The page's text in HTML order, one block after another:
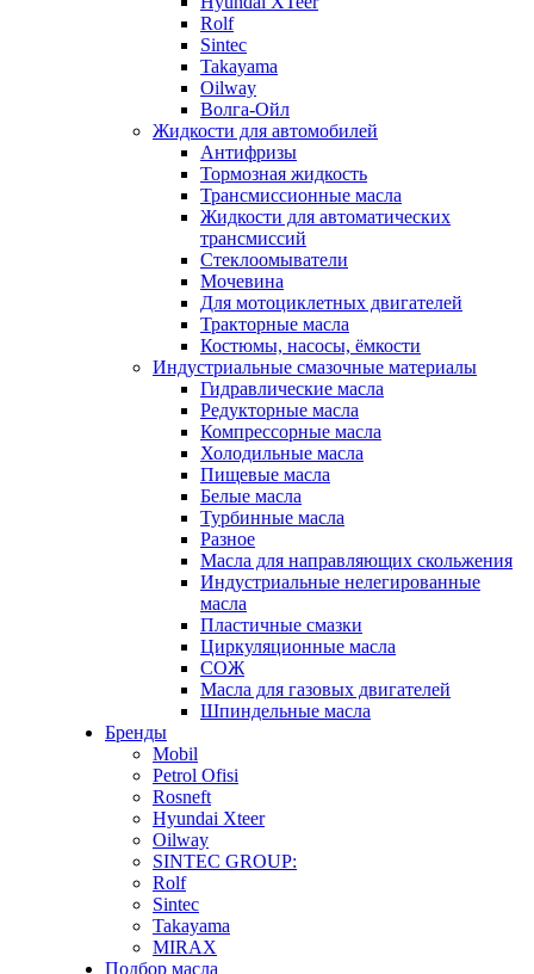
Rolf
Sintec
Takayama
Oilway
Волга-Ойл
Жидкости для автомобилей
Антифризы
Тормозная жидкость
Трансмиссионные масла
Жидкости для автоматических
трансмиссий
Стеклоомыватели
Мочевина
Для мотоциклетных двигателей
Тракторные масла
Костюмы, насосы, ёмкости
Индустриальные смазочные материалы
Гидравлические масла
Редукторные масла
Компрессорные масла
Холодильные масла
Пищевые масла
Белые масла
Турбинные масла
Разное
Масла для направляющих скольжения
Индустриальные нелегированные
масла
Пластичные смазки
Циркуляционные масла
СОЖ
Масла для газовых двигателей
Шпиндельные масла
Бренды
Mobil
Petrol Ofisi
Rosneft
Hyundai Xteer
Oilway
SINTEC GROUP:
Rolf
Sintec
Takayama
MIRAX
Подбор масла